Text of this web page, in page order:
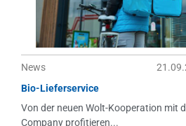
News
Bio-Lieferservice
Von der neuen Wolt-Kooperation mit
Company profitieren...